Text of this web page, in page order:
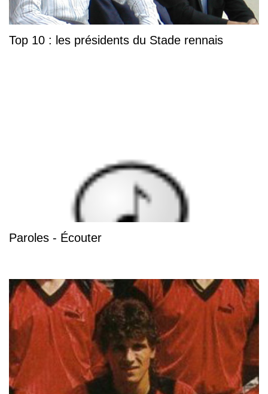
Top 10 : les présidents du Stade rennais
Paroles - Écouter